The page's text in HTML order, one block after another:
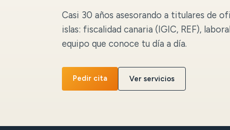
Casi 30 años asesorando a titulares de
islas: fiscalidad canaria (IGIC, REF),
equipo que conoce tu día a día.
Pedir cita Ver servicios